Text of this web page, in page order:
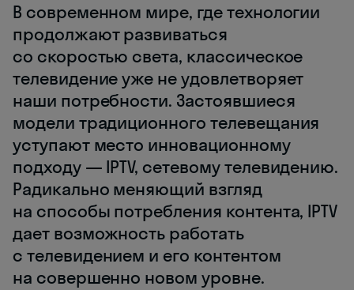
В современном мире, где технологии
продолжают развиваться
со скоростью света, классическое
телевидение уже не удовлетворяет
наши потребности. Застоявшиеся
модели традиционного телевещания
уступают место инновационному
подходу — IPTV, сетевому телевидению.
Радикально меняющий взгляд
на способы потребления контента, IPTV
дает возможность работать
с телевидением и его контентом
на совершенно новом уровне.